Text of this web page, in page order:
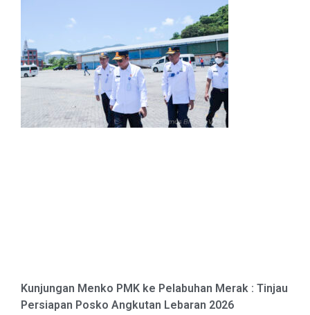
Kunjungan Menko PMK ke Pelabuhan Merak : Tinjau
Persiapan Posko Angkutan Lebaran 2026